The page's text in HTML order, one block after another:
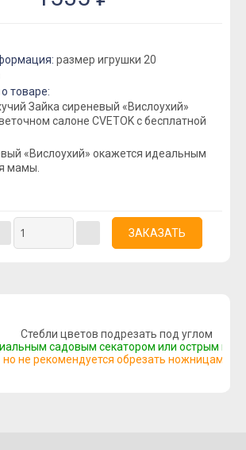
размер игрушки 20
товаре:
Зайка сиреневый «Вислоухий»
салоне CVETOK с бесплатной
«Вислоухий» окажется идеальным
мамы.
Стебли цветов подрезать под углом
садовым секатором или острым
но не рекомендуется обрезать ножницами